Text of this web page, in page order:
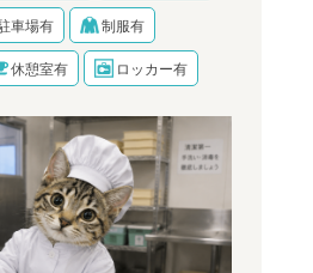
車場有 制服有
休憩室有 ロッカー有